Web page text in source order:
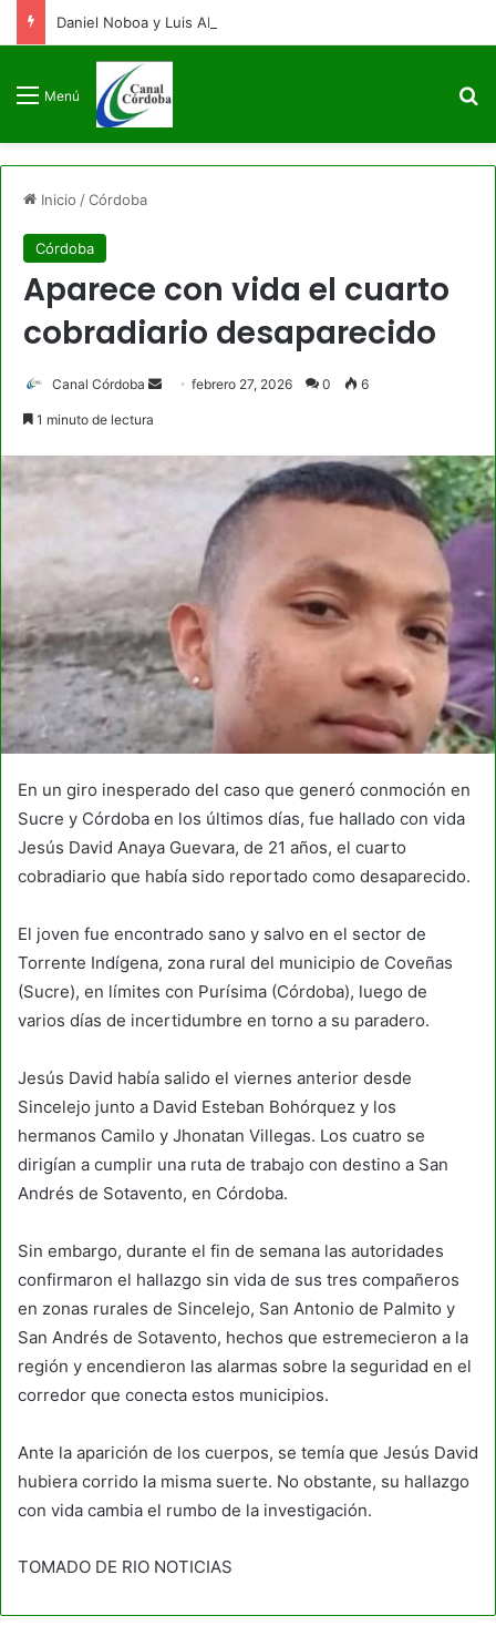
Menú
Inicio /Córdoba
Córdoba
Aparece con vida el cuarto
cobradiario desaparecido
Canal Córdoba
Sendfebrero 27, 2026 0 6
1 minuto de lectura
En un giro inesperado del caso que generó conmoción en
Sucre y Córdoba en los últimos días, fue hallado con vida
Jesús David Anaya Guevara, de 21 años, el cuarto
cobradiario que había sido reportado como desaparecido.
El joven fue encontrado sano y salvo en el sector de
Torrente Indígena, zona rural del municipio de Coveñas
(Sucre), en límites con Purísima (Córdoba), luego de
varios días de incertidumbre en torno a su paradero.
Jesús David había salido el viernes anterior desde
Sincelejo junto a David Esteban Bohórquez y los
hermanos Camilo y Jhonatan Villegas. Los cuatro se
dirigían a cumplir una ruta de trabajo con destino a San
Andrés de Sotavento, en Córdoba.
Sin embargo, durante el fin de semana las autoridades
confirmaron el hallazgo sin vida de sus tres compañeros
en zonas rurales de Sincelejo, San Antonio de Palmito y
San Andrés de Sotavento, hechos que estremecieron a la
región y encendieron las alarmas sobre la seguridad en el
corredor que conecta estos municipios.
Ante la aparición de los cuerpos, se temía que Jesús David
hubiera corrido la misma suerte. No obstante, su hallazgo
con vida cambia el rumbo de la investigación.
TOMADO DE RIO NOTICIAS